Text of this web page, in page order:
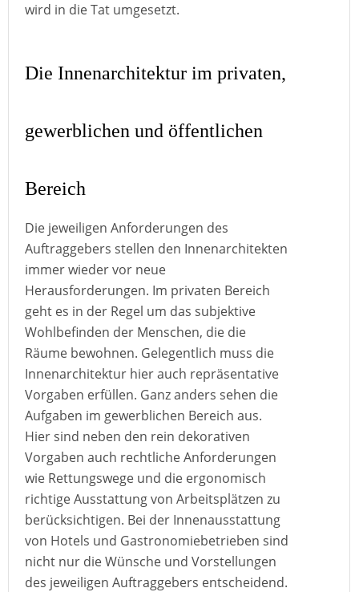
wird in die Tat umgesetzt.
Die Innenarchitektur im privaten,
gewerblichen und öffentlichen
Bereich
Die jeweiligen Anforderungen des
Auftraggebers stellen den Innenarchitekten
immer wieder vor neue
Herausforderungen. Im privaten Bereich
geht es in der Regel um das subjektive
Wohlbefinden der Menschen, die die
Räume bewohnen. Gelegentlich muss die
Innenarchitektur hier auch repräsentative
Vorgaben erfüllen. Ganz anders sehen die
Aufgaben im gewerblichen Bereich aus.
Hier sind neben den rein dekorativen
Vorgaben auch rechtliche Anforderungen
wie Rettungswege und die ergonomisch
richtige Ausstattung von Arbeitsplätzen zu
berücksichtigen. Bei der Innenausstattung
von Hotels und Gastronomiebetrieben sind
nicht nur die Wünsche und Vorstellungen
des jeweiligen Auftraggebers entscheidend.